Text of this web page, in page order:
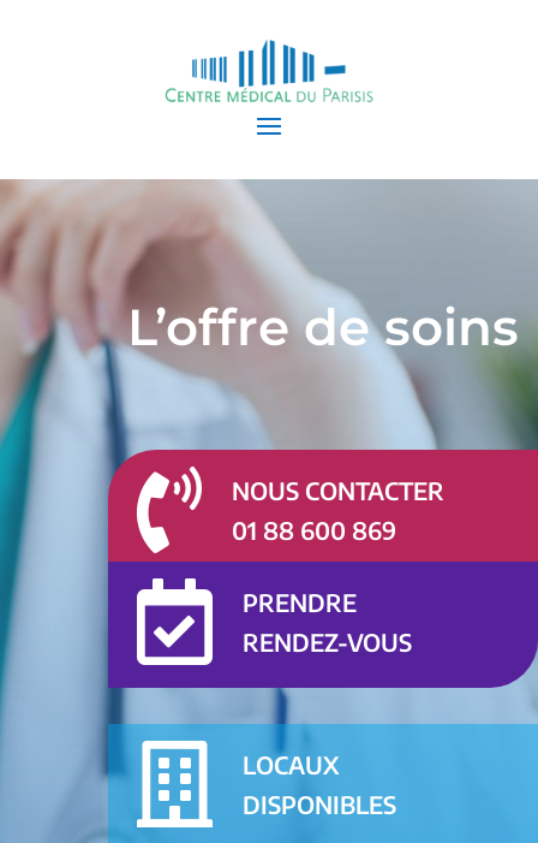
L’offre de soins

NOUS CONTACTER
01 88 600 869

PRENDRE
RENDEZ-VOUS

LOCAUX
DISPONIBLES